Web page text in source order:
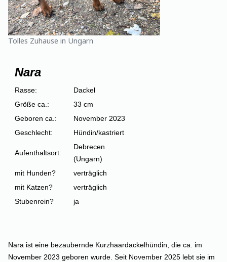
Tolles Zuhause in Ungarn
Nara
Rasse:
Dackel
Größe ca.:
33 cm
Geboren ca.:
November 2023
Geschlecht:
Hündin/kastriert
Aufenthaltsort:
Debrecen
(Ungarn)
mit Hunden?
verträglich
mit Katzen?
verträglich
Stubenrein?
ja
Nara ist eine bezaubernde Kurzhaardackelhündin, die ca. im
November 2023 geboren wurde. Seit November 2025 lebt sie im